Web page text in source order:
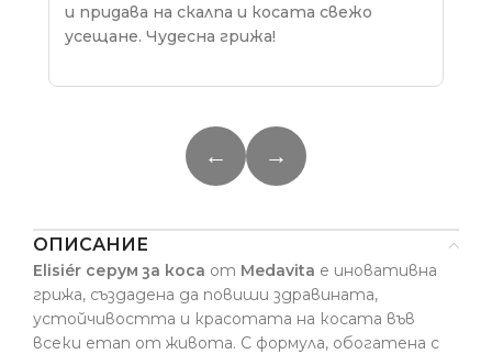
и придава на скалпа и косата свежо
усещане. Чудесна грижа!
← →
ОПИСАНИЕ
Elisiér серум за коса от Medavita е иновативна
грижа, създадена да повиши здравината,
устойчивостта и красотата на косата във
всеки етап от живота. С формула, обогатена с